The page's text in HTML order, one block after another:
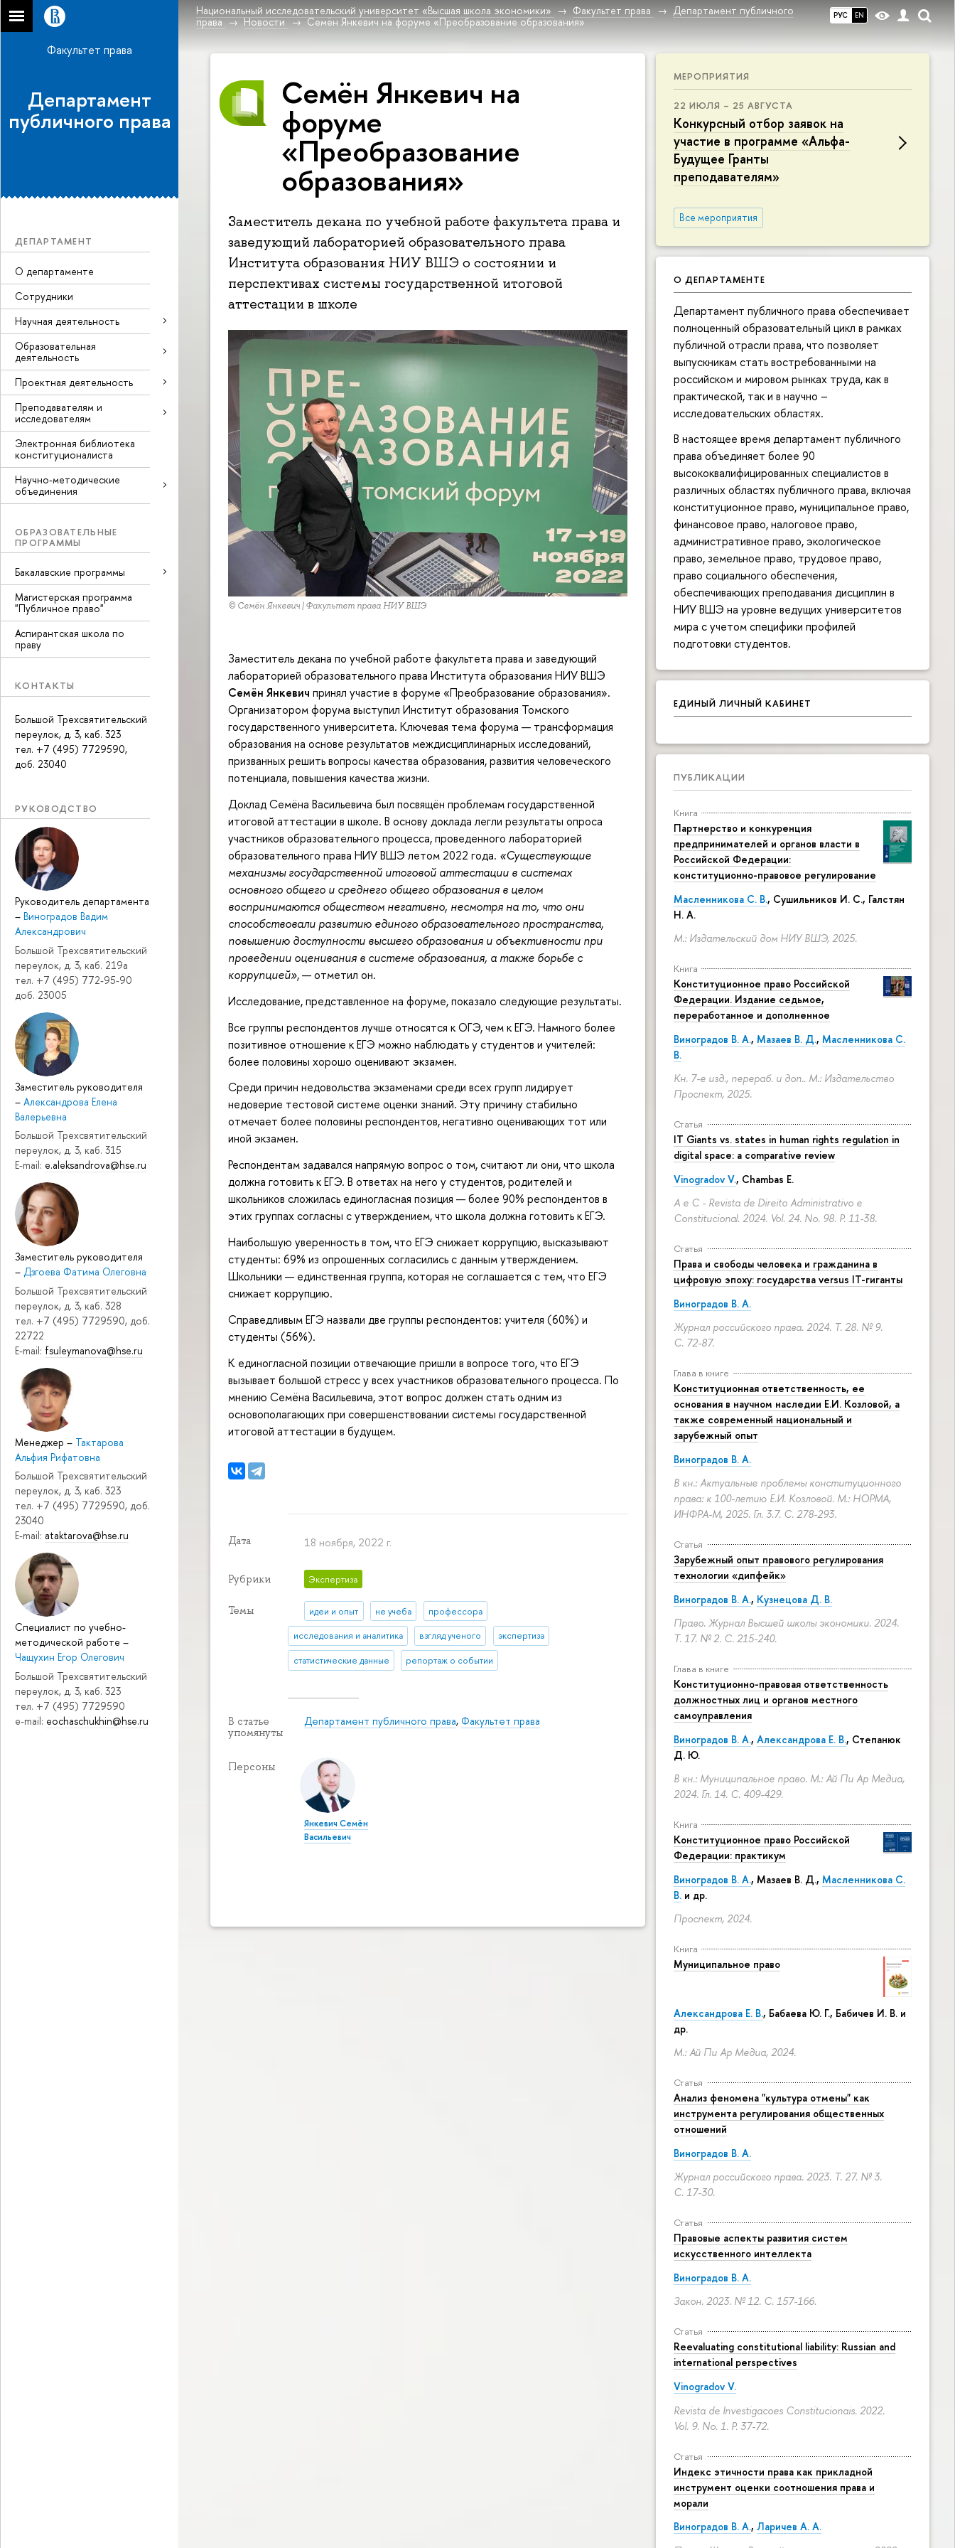
РУС EN
Национальный исследовательский университет «Высшая школа экономики» Факультет права
Департамент публичного
права
Новости Семён Янкевич на форуме «Преобразование образования»
Факультет права
Департамент
публичного права
ДЕПАРТАМЕНТ
О департаменте
Сотрудники
Научная деятельность
Образовательная
деятельность
Проектная деятельность
Преподавателям и
исследователям
Электронная библиотека
конституционалиста
Научно-методические
объединения
ОБРАЗОВАТЕЛЬНЫЕ
ПРОГРАММЫ
Бакалавские программы
Магистерская программа
"Публичное право"
Аспирантская школа по
праву
КОНТАКТЫ
Большой Трехсвятительский
переулок, д. 3, каб. 323
тел. +7 (495) 7729590,
доб. 23040
РУКОВОДСТВО
Руководитель департамента
– Виноградов Вадим
Александрович
Большой Трехсвятительский
переулок, д. 3, каб. 219a
тел. +7 (495) 772-95-90
доб. 23005
Заместитель руководителя
– Александрова Елена
Валерьевна
Большой Трехсвятительский
переулок, д. 3, каб. 315
E-mail: e.aleksandrova@hse.ru
Заместитель руководителя
– Дзгоева Фатима Олеговна
Большой Трехсвятительский
переулок, д. 3, каб. 328
тел. +7 (495) 7729590, доб.
22722
E-mail: fsuleymanova@hse.ru
Менеджер – Тактарова
Альфия Рифатовна
Большой Трехсвятительский
переулок, д. 3, каб. 323
тел. +7 (495) 7729590, доб.
23040
E-mail: ataktarova@hse.ru
Специалист по учебно-
методической работе –
Чащухин Егор Олегович
Большой Трехсвятительский
переулок, д. 3, каб. 323
тел. +7 (495) 7729590
e-mail: eochaschukhin@hse.ru
МЕРОПРИЯТИЯ
22 ИЮЛЯ – 25 АВГУСТА
Конкурсный отбор заявок на
участие в программе «Альфа-
Будущее Гранты
преподавателям»
Все мероприятия
О ДЕПАРТАМЕНТЕ
Департамент публичного права обеспечивает
полноценный образовательный цикл в рамках
публичной отрасли права, что позволяет
выпускникам стать востребованными на
российском и мировом рынках труда, как в
практической, так и в научно –
исследовательских областях.
В настоящее время департамент публичного
права объединяет более 90
высококвалифицированных специалистов в
различных областях публичного права, включая
конституционное право, муниципальное право,
финансовое право, налоговое право,
административное право, экологическое
право, земельное право, трудовое право,
право социального обеспечения,
обеспечивающих преподавания дисциплин в
НИУ ВШЭ на уровне ведущих университетов
мира с учетом специфики профилей
подготовки студентов.
ЕДИНЫЙ ЛИЧНЫЙ КАБИНЕТ
ПУБЛИКАЦИИ
Книга
Партнерство и конкуренция
предпринимателей и органов власти в
Российской Федерации:
конституционно-правовое регулирование
Масленникова С. В., Сушильников И. С., Галстян
Н. А.
М.: Издательский дом НИУ ВШЭ, 2025.
Книга
Конституционное право Российской
Федерации. Издание седьмое,
переработанное и дополненное
Виноградов В. А., Мазаев В. Д., Масленникова С.
В.
Кн. 7-е изд., перераб. и доп.. М.: Издательство
Проспект, 2025.
Статья
IT Giants vs. states in human rights regulation in
digital space: a comparative review
Vinogradov V., Chambas E.
A e C - Revista de Direito Administrativo e
Constitucional. 2024. Vol. 24. No. 98. P. 11-38.
Статья
Права и свободы человека и гражданина в
цифровую эпоху: государства versus IT-гиганты
Виноградов В. А.
Журнал российского права. 2024. Т. 28. № 9.
С. 72-87.
Глава в книге
Конституционная ответственность, ее
основания в научном наследии Е.И. Козловой, а
также современный национальный и
зарубежный опыт
Виноградов В. А.
В кн.: Актуальные проблемы конституционного
права: к 100-летию Е.И. Козловой. М.: НОРМА,
ИНФРА-М, 2025. Гл. 3.7. С. 278-293.
Статья
Зарубежный опыт правового регулирования
технологии «дипфейк»
Виноградов В. А., Кузнецова Д. В.
Право. Журнал Высшей школы экономики. 2024.
Т. 17. № 2. С. 215-240.
Глава в книге
Конституционно-правовая ответственность
должностных лиц и органов местного
самоуправления
Виноградов В. А., Александрова Е. В., Степанюк
Д. Ю.
В кн.: Муниципальное право. М.: Ай Пи Ар Медиа,
2024. Гл. 14. С. 409-429.
Книга
Конституционное право Российской
Федерации: практикум
Виноградов В. А., Мазаев В. Д., Масленникова С.
В. и др.
Проспект, 2024.
Книга
Муниципальное право
Александрова Е. В., Бабаева Ю. Г., Бабичев И. В. и
др.
М.: Ай Пи Ар Медиа, 2024.
Статья
Анализ феномена "культура отмены" как
инструмента регулирования общественных
отношений
Виноградов В. А.
Журнал российского права. 2023. Т. 27. № 3.
С. 17-30.
Статья
Правовые аспекты развития систем
искусственного интеллекта
Виноградов В. А.
Закон. 2023. № 12. С. 157-166.
Статья
Reevaluating constitutional liability: Russian and
international perspectives
Vinogradov V.
Revista de Investigacoes Constitucionais. 2022.
Vol. 9. No. 1. P. 37-72.
Статья
Индекс этичности права как прикладной
инструмент оценки соотношения права и
морали
Виноградов В. А., Ларичев А. А.
Семён Янкевич на
форуме
«Преобразование
образования»
Заместитель декана по учебной работе факультета права и
заведующий лабораторией образовательного права
Института образования НИУ ВШЭ о состоянии и
перспективах системы государственной итоговой
аттестации в школе
© Семён Янкевич | Факультет права НИУ ВШЭ
Заместитель декана по учебной работе факультета права и заведующий
лабораторией образовательного права Института образования НИУ ВШЭ
Семён Янкевич принял участие в форуме «Преобразование образования».
Организатором форума выступил Институт образования Томского
государственного университета. Ключевая тема форума — трансформация
образования на основе результатов междисциплинарных исследований,
призванных решить вопросы качества образования, развития человеческого
потенциала, повышения качества жизни.
Доклад Семёна Васильевича был посвящён проблемам государственной
итоговой аттестации в школе. В основу доклада легли результаты опроса
участников образовательного процесса, проведенного лабораторией
образовательного права НИУ ВШЭ летом 2022 года. «Существующие
механизмы государственной итоговой аттестации в системах
основного общего и среднего общего образования в целом
воспринимаются обществом негативно, несмотря на то, что они
способствовали развитию единого образовательного пространства,
повышению доступности высшего образования и объективности при
проведении оценивания в системе образования, а также борьбе с
коррупцией», — отметил он.
Исследование, представленное на форуме, показало следующие результаты.
Все группы респондентов лучше относятся к ОГЭ, чем к ЕГЭ. Намного более
позитивное отношение к ЕГЭ можно наблюдать у студентов и учителей:
более половины хорошо оценивают экзамен.
Среди причин недовольства экзаменами среди всех групп лидирует
недоверие тестовой системе оценки знаний. Эту причину стабильно
отмечает более половины респондентов, негативно оценивающих тот или
иной экзамен.
Респондентам задавался напрямую вопрос о том, считают ли они, что школа
должна готовить к ЕГЭ. В ответах на него у студентов, родителей и
школьников сложилась единогласная позиция — более 90% респондентов в
этих группах согласны с утверждением, что школа должна готовить к ЕГЭ.
Наибольшую уверенность в том, что ЕГЭ снижает коррупцию, высказывают
студенты: 69% из опрошенных согласились с данным утверждением.
Школьники — единственная группа, которая не соглашается с тем, что ЕГЭ
снижает коррупцию.
Справедливым ЕГЭ назвали две группы респондентов: учителя (60%) и
студенты (56%).
К единогласной позиции отвечающие пришли в вопросе того, что ЕГЭ
вызывает большой стресс у всех участников образовательного процесса. По
мнению Семёна Васильевича, этот вопрос должен стать одним из
основополагающих при совершенствовании системы государственной
итоговой аттестации в будущем.
Дата 18 ноября, 2022 г.
Рубрики Экспертиза
Темы идеи и опыт не учеба профессора
исследования и аналитика взгляд ученого экспертиза
статистические данные репортаж о событии
В статье
упомянуты
Департамент публичного права,Факультет права
Персоны
Янкевич Семён
Васильевич